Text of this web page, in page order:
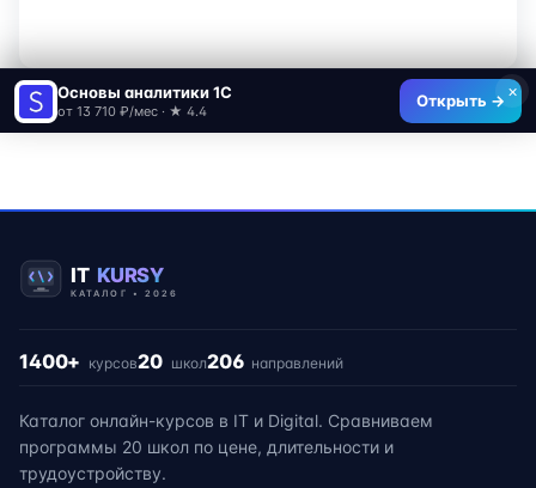
Основы аналитики 1C
от 13 710 ₽/мес · ★ 4.4
Открыть → ×
1400+ курсов20 школ206 направлений
Каталог онлайн-курсов в IT и Digital. Сравниваем
программы 20 школ по цене, длительности и
трудоустройству.